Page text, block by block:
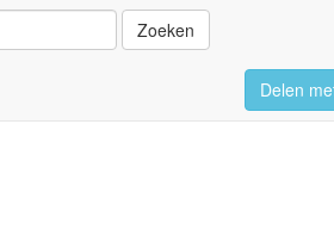
Zoeken
Delen